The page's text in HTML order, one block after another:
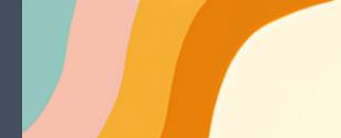
Skip to content